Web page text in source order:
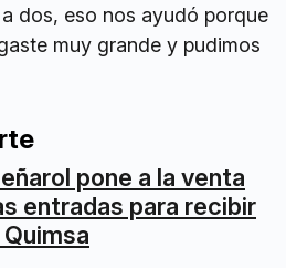
dos, eso nos ayudó porque
muy grande y pudimos
pone a la venta
entradas para recibir
Quimsa